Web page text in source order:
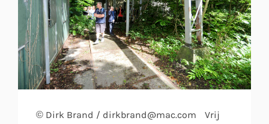
© Dirk Brand / dirkbrand@mac.com Vrij